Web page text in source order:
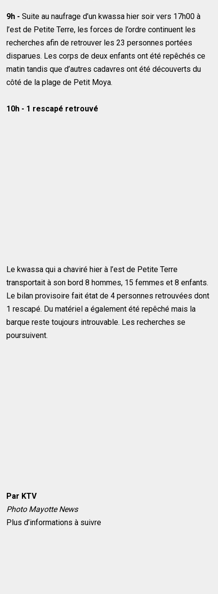
9h -Suite au naufrage d’un kwassa hier soir vers 17h00 à
l’est de Petite Terre, les forces de l’ordre continuent les
recherches afin de retrouver les 23 personnes portées
disparues. Les corps de deux enfants ont été repêchés ce
matin tandis que d’autres cadavres ont été découverts du
côté de la plage de Petit Moya.
10h - 1 rescapé retrouvé
Le kwassa qui a chaviré hier à l’est de Petite Terre
transportait à son bord 8 hommes, 15 femmes et 8 enfants.
Le bilan provisoire fait état de 4 personnes retrouvées dont
1 rescapé. Du matériel a également été repêché mais la
barque reste toujours introuvable. Les recherches se
poursuivent.
Par KTV
Photo Mayotte News
Plus d’informations à suivre